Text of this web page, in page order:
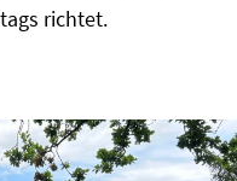
richtet.